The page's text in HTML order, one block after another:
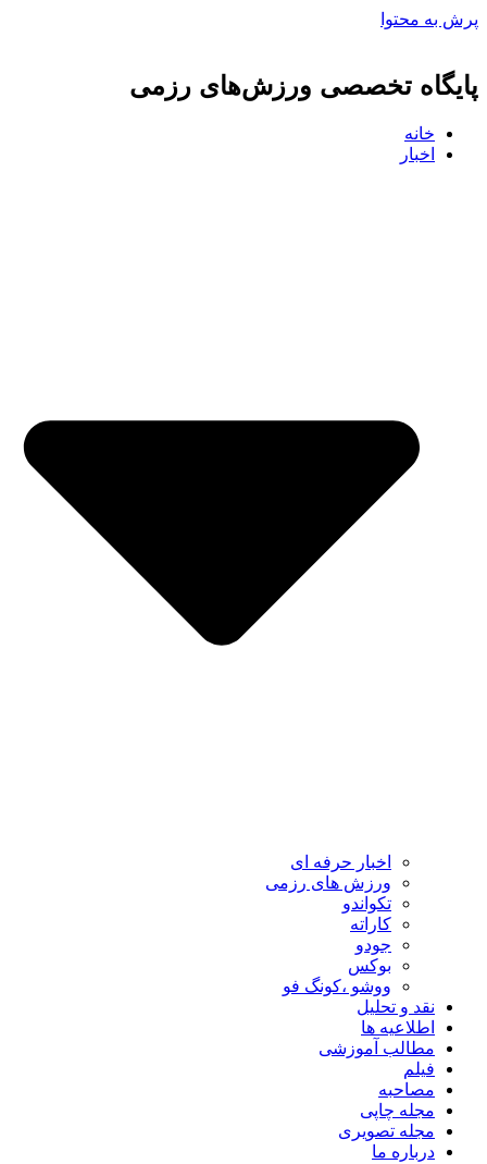
پرش به محتوا
پایگاه تخصصی ورزش‌های رزمی
خانه
اخبار
اخبار حرفه ای
ورزش های رزمی
تکواندو
کاراته
جودو
بوکس
ووشو ،کونگ فو
نقد و تحلیل
اطلاعیه ها
مطالب آموزشی
فیلم
مصاحبه
مجله چاپی
مجله تصویری
درباره ما